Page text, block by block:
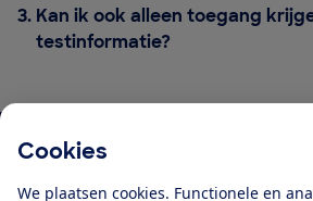
Cookies
We plaatsen cookies. Functionele en
3. Kan ik ook alleen toegang
testinformatie?